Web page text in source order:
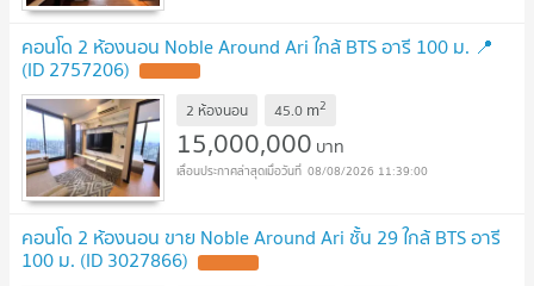
คอนโด 2 ห้องนอน Noble Around Ari ใกล้ BTS อารี 100 ม. 📍
(ID 2757206)
2 ห้องนอน 45.0 m2
15,000,000 บาท
08/08/2026 11:39:00
คอนโด 2 ห้องนอน ขาย Noble Around Ari ชั้น 29 ใกล้ BTS อารี
100 ม. (ID 3027866)